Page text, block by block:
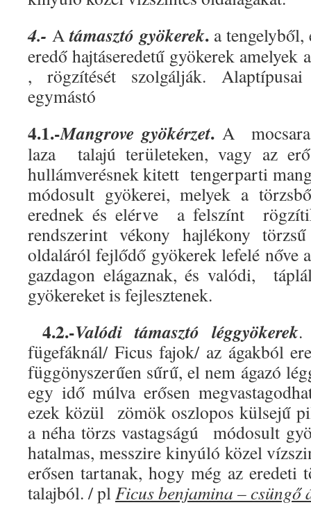
4.-Atámasztó gyökerek.a tengelyből,
eredő hajtáseredetű gyökerek amelyek
, rögzítését szolgálják.
egymástó
4.1.-Mangrove gyökérzet. A
laza talajú területeken, vagy az
hullámverésnek kitett tengerparti
módosult gyökerei, melyek a
erednek és elérve a felszínt
rendszerint vékony hajlékony
oldaláról fejlődő gyökerek lefelé nőve
gazdagon elágaznak, és valódi,
gyökereket is fejlesztenek.
4.2.-Valódi támasztó léggyökerek.
fügefáknál/ Ficus fajok/ az ágakból
függönyszerűen sűrű, el nem ágazó
egy idő múlva erősen
ezek közül zömök oszlopos külsejű
a néha törzs vastagságú módosult
hatalmas, messzire kinyúló közel
erősen tartanak, hogy még az eredeti
talajból. / plFicus benjamina – csüngő